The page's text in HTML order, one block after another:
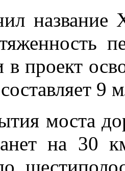
название
в проект
9
моста
на 30